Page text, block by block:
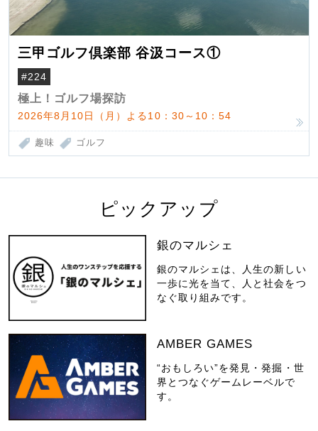
三甲ゴルフ倶楽部 谷汲コース①
#224
極上！ゴルフ場探訪
2026年8月10日（月）よる10：30～10：54
趣味 ゴルフ
ピックアップ
銀のマルシェ
銀のマルシェは、人生の新しい
一歩に光を当て、人と社会をつ
なぐ取り組みです。
AMBER GAMES
“おもしろい”を発見・発掘・世
界とつなぐゲームレーベルで
す。